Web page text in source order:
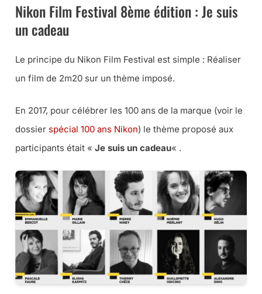
Nikon Film Festival 8ème édition : Je suis
un cadeau
Le principe du Nikon Film Festival est simple : Réaliser
un film de 2m20 sur un thème imposé.
En 2017, pour célébrer les 100 ans de la marque (voir le
dossier spécial 100 ans Nikon) le thème proposé aux
participants était « Je suis un cadeau« .